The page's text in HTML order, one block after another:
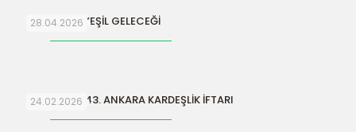
28.04.2026
SURİYE’NİN YEŞİL GELECEĞİ
24.02.2026
ORFAMDER 43. ANKARA KARDEŞLİK İFTARI